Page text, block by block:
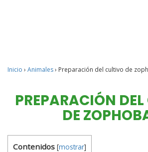
Inicio › Animales› Preparación del cultivo de
PREPARACIÓN
DE
Contenidos [mostrar]